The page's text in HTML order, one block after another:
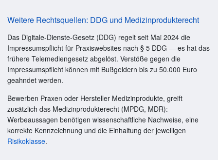
Weitere Rechtsquellen: DDG und Medizinprodukterecht
Das Digitale-Dienste-Gesetz (DDG) regelt seit Mai 2024 die
Impressumspflicht für Praxiswebsites nach § 5 DDG — es hat das
frühere Telemediengesetz abgelöst. Verstöße gegen die
Impressumspflicht können mit Bußgeldern bis zu 50.000 Euro
geahndet werden.
Bewerben Praxen oder Hersteller Medizinprodukte, greift
zusätzlich das Medizinprodukterecht (MPDG, MDR):
Werbeaussagen benötigen wissenschaftliche Nachweise, eine
korrekte Kennzeichnung und die Einhaltung der jeweiligen
Risikoklasse.